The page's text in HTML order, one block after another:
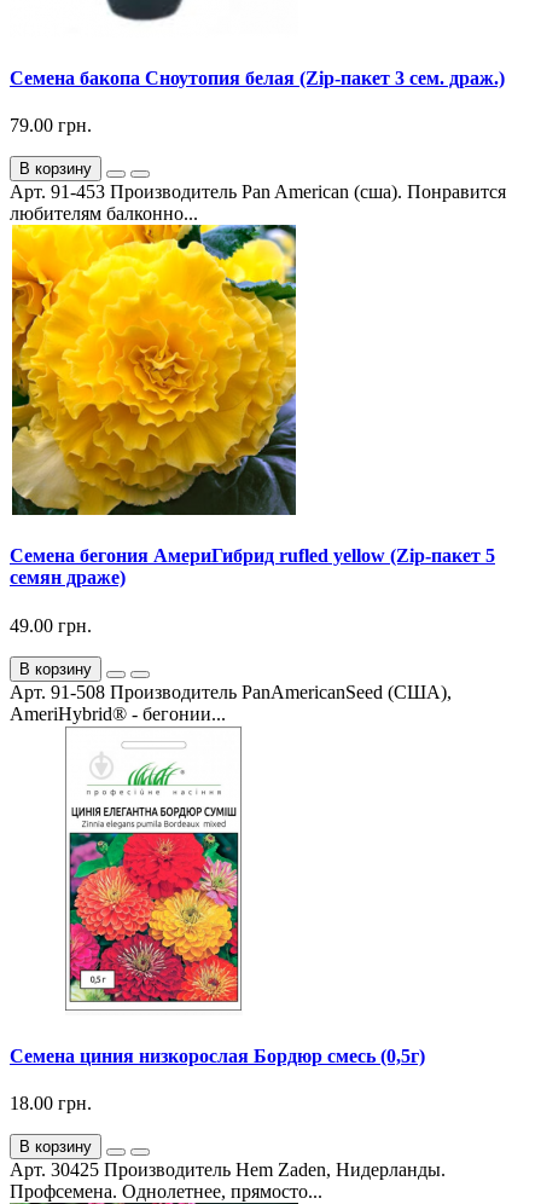
Семена бакопа Сноутопия белая (Zip-пакет 3 сем. драж.)
79.00 грн.
В корзину
Арт. 91-453 Производитель Pan American (сша). Понравится
любителям балконно...
Семена бегония АмериГибрид rufled yellow (Zip-пакет 5
семян драже)
49.00 грн.
В корзину
Арт. 91-508 Производитель PanAmericanSeed (США),
AmeriHybrid® - бегонии...
Семена циния низкорослая Бордюр смесь (0,5г)
18.00 грн.
В корзину
Арт. 30425 Производитель Hem Zaden, Нидерланды.
Профсемена. Однолетнее, прямосто...